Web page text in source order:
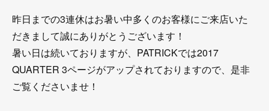
昨日までの3連休はお暑い中多くのお客様にご来店いた
だきまして誠にありがとうございます！
暑い日は続いておりますが、PATRICKでは2017
QUARTER 3ページがアップされておりますので、是非
ご覧くださいませ！